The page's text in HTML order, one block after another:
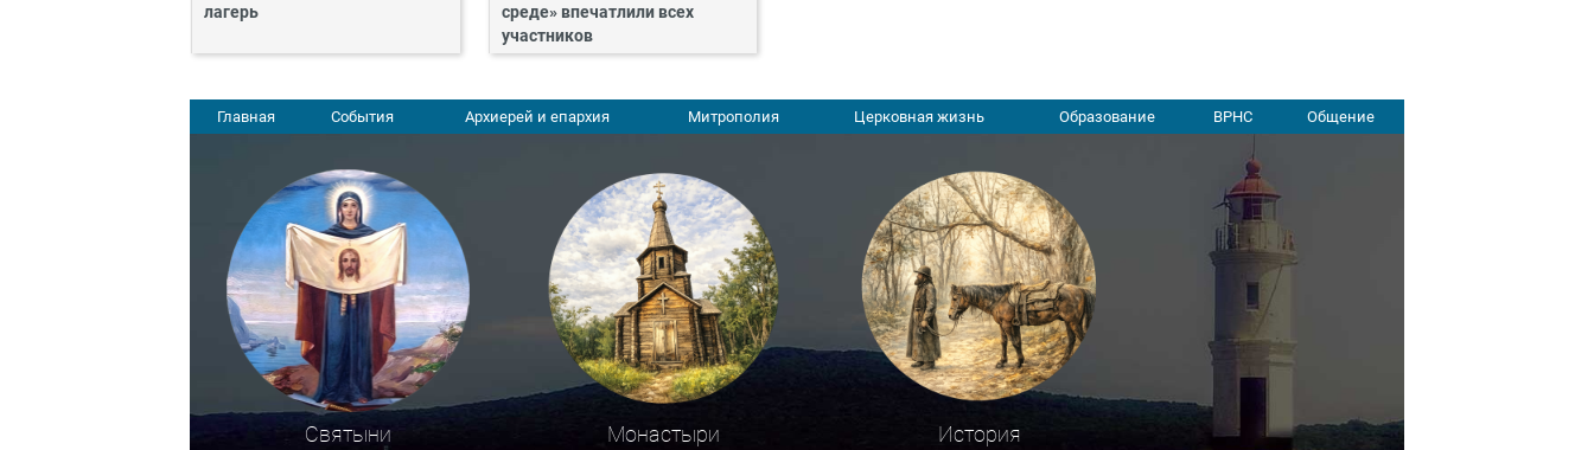
лагерь
среде» впечатлили всех
участников
Главная События Архиерей и епархия Митрополия Церковная жизнь Образование ВРНС Общение
Святыни Монастыри История